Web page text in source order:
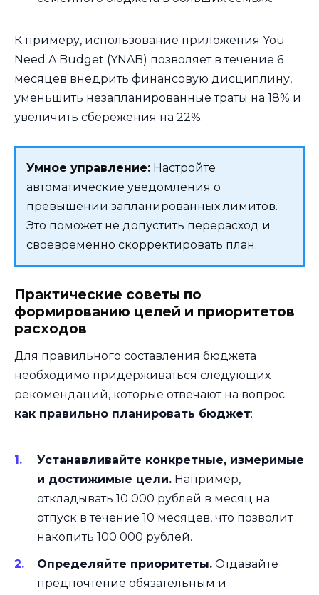
К примеру, использование приложения You
Need A Budget (YNAB) позволяет в течение 6
месяцев внедрить финансовую дисциплину,
уменьшить незапланированные траты на 18% и
увеличить сбережения на 22%.
Умное управление: Настройте
автоматические уведомления о
превышении запланированных лимитов.
Это поможет не допустить перерасход и
своевременно скорректировать план.
Практические советы по
формированию целей и приоритетов
расходов
Для правильного составления бюджета
необходимо придерживаться следующих
рекомендаций, которые отвечают на вопрос
как правильно планировать бюджет:
Устанавливайте конкретные, измеримые
и достижимые цели. Например,
откладывать 10 000 рублей в месяц на
отпуск в течение 10 месяцев, что позволит
накопить 100 000 рублей.
Определяйте приоритеты. Отдавайте
предпочтение обязательным и